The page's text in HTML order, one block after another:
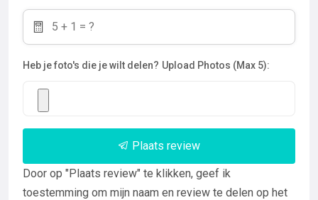
Heb je foto's die je wilt delen? Upload Photos (Max 5):
Plaats review
Door op "Plaats review" te klikken, geef ik
toestemming om mijn naam en review te delen op het